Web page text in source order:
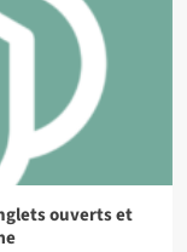
ouverts et